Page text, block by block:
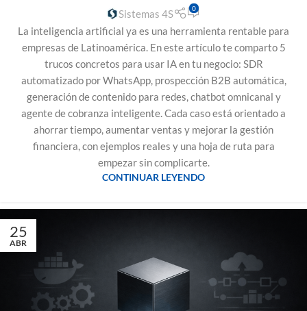
Sistemas 4S 0
La inteligencia artificial ya es una herramienta rentable para
empresas de Latinoamérica. En este artículo te comparto 5
trucos concretos para usar IA en tu negocio: SDR
automatizado por WhatsApp, prospección B2B automática,
generación de contenido para redes, chatbot omnicanal y
agente de cobranza inteligente. Cada caso está orientado a
ahorrar tiempo, aumentar ventas y mejorar la gestión
financiera, con ejemplos reales y una hoja de ruta para
empezar sin complicarte.
CONTINUAR LEYENDO
25
ABR